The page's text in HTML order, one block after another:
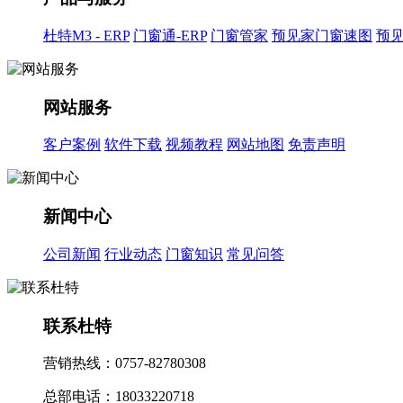
杜特M3 - ERP 门窗通-ERP 门窗管家 预见家门窗速图 预
网站服务
客户案例 软件下载 视频教程 网站地图 免责声明
新闻中心
公司新闻 行业动态 门窗知识 常见问答
联系杜特
营销热线：0757-82780308
总部电话：18033220718